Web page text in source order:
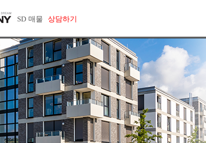
SD 매물 상담하기